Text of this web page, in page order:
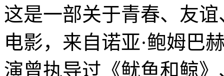
这是一部关于青春、友
电影，来自诺亚·鲍姆巴
演曾执导过《鱿鱼和鲸